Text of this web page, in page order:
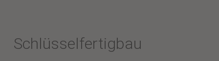
Schlüsselfertigbau